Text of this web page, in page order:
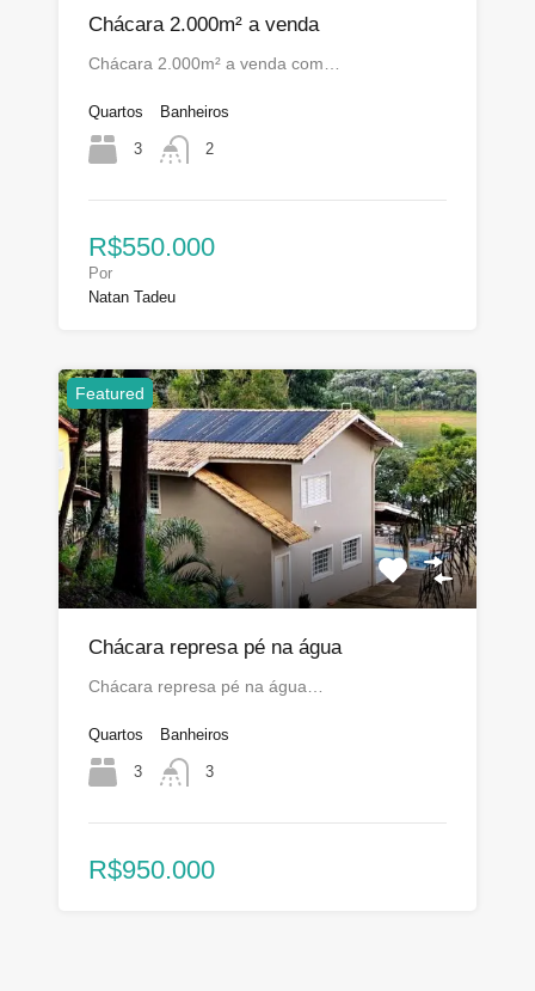
Chácara 2.000m² a venda
Chácara 2.000m² a venda com…
Quartos
3
Banheiros
2
R$550.000
Por
Natan Tadeu
Featured
Chácara represa pé na água
Chácara represa pé na água…
Quartos
3
Banheiros
3
R$950.000